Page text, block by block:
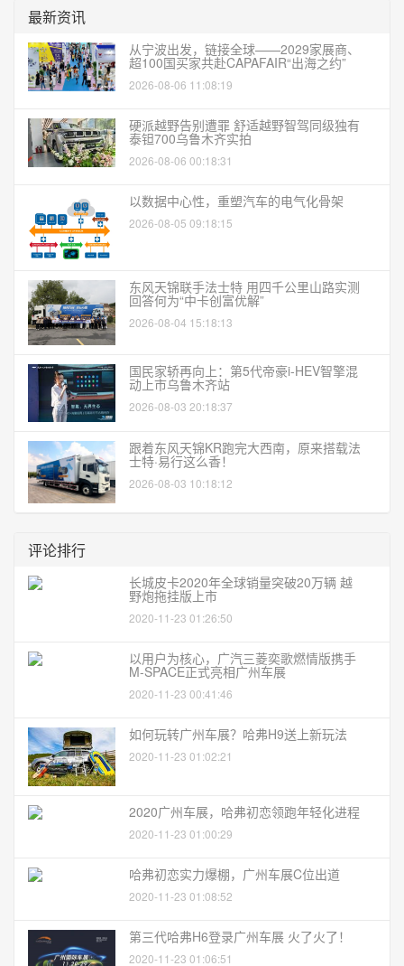
最新资讯
从宁波出发，链接全球——2029家展商、
超100国买家共赴CAPAFAIR“出海之约”
2026-08-06 11:08:19
硬派越野告别遭罪 舒适越野智驾同级独有
泰钽700乌鲁木齐实拍
2026-08-06 00:18:31
以数据中心性，重塑汽车的电气化骨架
2026-08-05 09:18:15
东风天锦联手法士特 用四千公里山路实测
回答何为“中卡创富优解”
2026-08-04 15:18:13
国民家轿再向上：第5代帝豪i-HEV智擎混
动上市乌鲁木齐站
2026-08-03 20:18:37
跟着东风天锦KR跑完大西南，原来搭载法
士特·易行这么香！
2026-08-03 10:18:12
评论排行
长城皮卡2020年全球销量突破20万辆 越
野炮拖挂版上市
2020-11-23 01:26:50
以用户为核心，广汽三菱奕歌燃情版携手
M-SPACE正式亮相广州车展
2020-11-23 00:41:46
如何玩转广州车展？哈弗H9送上新玩法
2020-11-23 01:02:21
2020广州车展，哈弗初恋领跑年轻化进程
2020-11-23 01:00:29
哈弗初恋实力爆棚，广州车展C位出道
2020-11-23 01:08:52
第三代哈弗H6登录广州车展 火了火了！
2020-11-23 01:06:51